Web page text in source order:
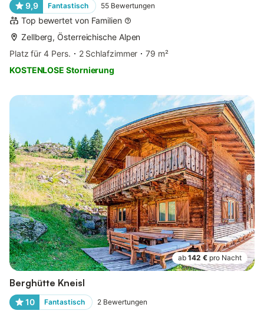
9,9 Fantastisch 55 Bewertungen
Top bewertet von Familien
Zellberg, Österreichische Alpen
Platz für 4 Pers.
2 Schlafzimmer
79 m²
KOSTENLOSE Stornierung
ab 142 € pro Nacht
Berghütte Kneisl
10 Fantastisch 2 Bewertungen